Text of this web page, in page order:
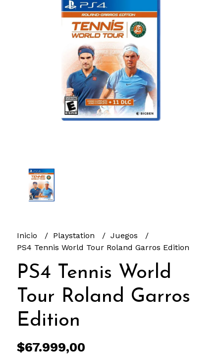
Inicio Playstation
Juegos
PS4 Tennis World Tour Roland Garros Edition
PS4 Tennis World
Tour Roland Garros
Edition
$67.999,00